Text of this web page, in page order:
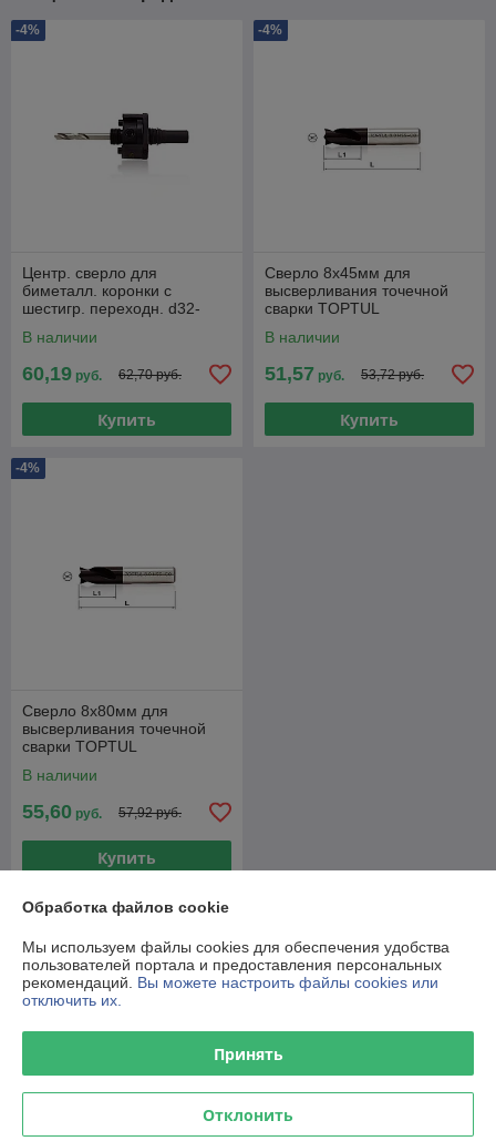
-4%
Центр. сверло для
биметалл. коронки с
шестигр. переходн. d32-
В наличии
60,19 руб. 62,70 руб.
Купить
-4%
Сверло 8х45мм для
высверливания точечной
сварки TOPTUL
В наличии
51,57 руб. 53,72 руб.
Купить
-4%
Сверло 8х80мм для
высверливания точечной
сварки TOPTUL
В наличии
55,60 руб. 57,92 руб.
Купить
100% положительных из 20 отзывов за год
Работает с 25.01.2017
ул. Железнодорожная, 23, офис 9, Минск, Беларусь
Обработка файлов cookie
Мы используем файлы cookies для обеспечения удобства
пользователей портала и предоставления персональных
рекомендаций. Вы можете настроить файлы cookies или
отключить их.
Принять
Отклонить